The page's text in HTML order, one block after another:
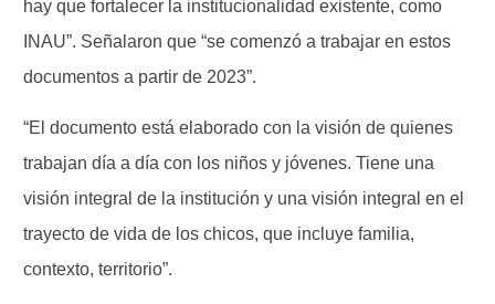
hay que fortalecer la institucionalidad existente, como
INAU”. Señalaron que “se comenzó a trabajar en estos
documentos a partir de 2023”.
“El documento está elaborado con la visión de quienes
trabajan día a día con los niños y jóvenes. Tiene una
visión integral de la institución y una visión integral en el
trayecto de vida de los chicos, que incluye familia,
contexto, territorio”.